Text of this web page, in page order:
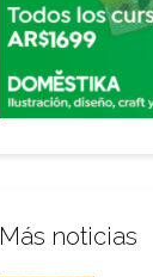
Más noticias